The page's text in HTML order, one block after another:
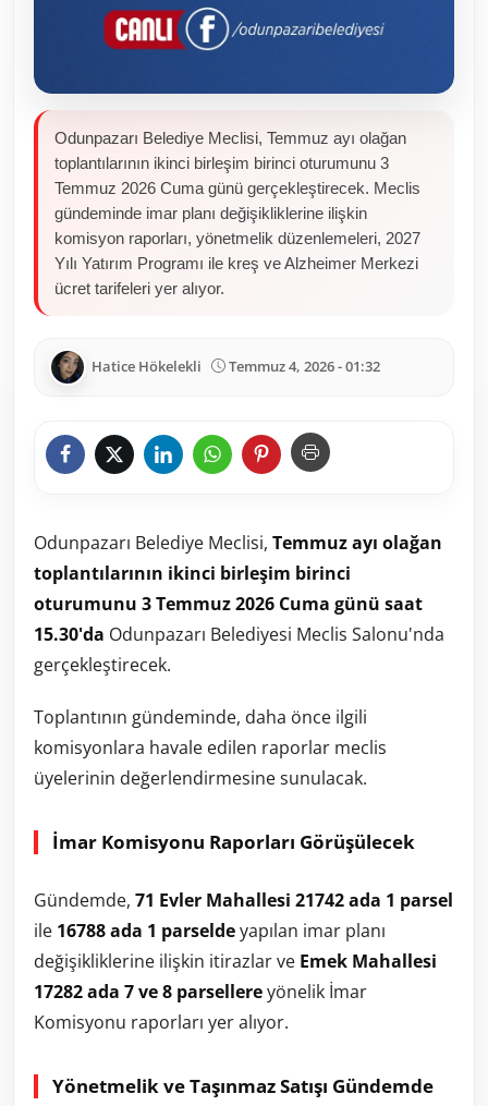
Odunpazarı Belediye Meclisi, Temmuz ayı olağan
toplantılarının ikinci birleşim birinci oturumunu 3
Temmuz 2026 Cuma günü gerçekleştirecek. Meclis
gündeminde imar planı değişikliklerine ilişkin
komisyon raporları, yönetmelik düzenlemeleri, 2027
Yılı Yatırım Programı ile kreş ve Alzheimer Merkezi
ücret tarifeleri yer alıyor.
Hatice Hökelekli Temmuz 4, 2026 - 01:32
Odunpazarı Belediye Meclisi, Temmuz ayı olağan
toplantılarının ikinci birleşim birinci
oturumunu 3 Temmuz 2026 Cuma günü saat
15.30'da Odunpazarı Belediyesi Meclis Salonu'nda
gerçekleştirecek.
Toplantının gündeminde, daha önce ilgili
komisyonlara havale edilen raporlar meclis
üyelerinin değerlendirmesine sunulacak.
İmar Komisyonu Raporları Görüşülecek
Gündemde, 71 Evler Mahallesi 21742 ada 1 parsel
ile 16788 ada 1 parseldeyapılan imar planı
değişikliklerine ilişkin itirazlar ve Emek Mahallesi
17282 ada 7 ve 8 parsellereyönelik İmar
Komisyonu raporları yer alıyor.
Yönetmelik ve Taşınmaz Satışı Gündemde